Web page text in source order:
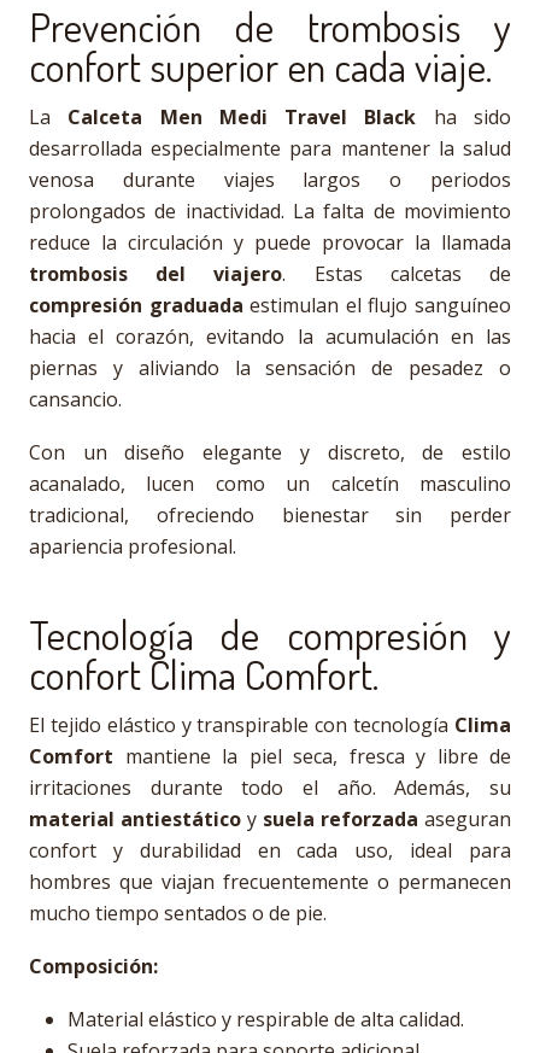
Prevención de trombosis y
confort superior en cada viaje.
La Calceta Men Medi Travel Black ha sido
desarrollada especialmente para mantener la salud
venosa durante viajes largos o periodos
prolongados de inactividad. La falta de movimiento
reduce la circulación y puede provocar la llamada
trombosis del viajero. Estas calcetas de
compresión graduada estimulan el flujo sanguíneo
hacia el corazón, evitando la acumulación en las
piernas y aliviando la sensación de pesadez o
cansancio.
Con un diseño elegante y discreto, de estilo
acanalado, lucen como un calcetín masculino
tradicional, ofreciendo bienestar sin perder
apariencia profesional.
Tecnología de compresión y
confort Clima Comfort.
El tejido elástico y transpirable con tecnología Clima
Comfort mantiene la piel seca, fresca y libre de
irritaciones durante todo el año. Además, su
material antiestático y suela reforzada aseguran
confort y durabilidad en cada uso, ideal para
hombres que viajan frecuentemente o permanecen
mucho tiempo sentados o de pie.
Composición:
Material elástico y respirable de alta calidad.